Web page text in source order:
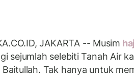
JAKARTA -- Musim
sejumlah selebiti Tanah Air
Baitullah. Tak hanya untuk